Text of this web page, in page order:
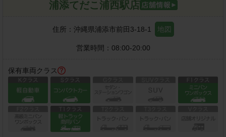
浦添てだこ浦西駅店
住所： 沖縄県浦添市前田3-18-1 地図
営業時間： 08:00-20:00
保有車両クラス